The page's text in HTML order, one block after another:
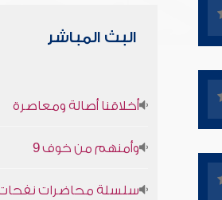
البث المباشر
أخلاقنا أصالة ومعاصرة
وأمنهم من خوف 9
سلسلة محاضرات نفحات